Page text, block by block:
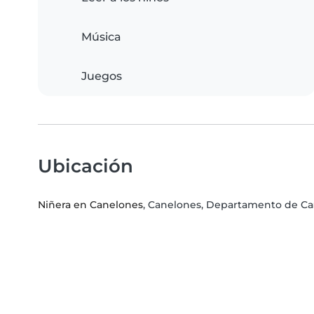
Música
Juegos
Ubicación
Niñera en Canelones, Canelones, Departamento de